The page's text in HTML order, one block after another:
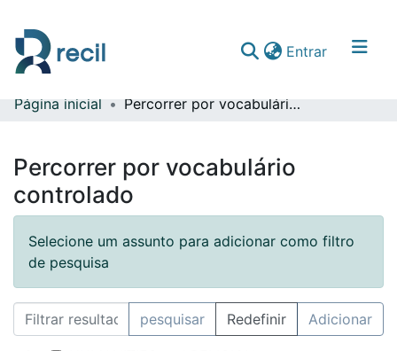
Entrar(current)
Comunidades & Coleções
Página inicial Percorrer por vocabulário controlado
Percorrer por vocabulário
controlado
Selecione um assunto para adicionar como filtro
de pesquisa
pesquisar Redefinir Adicionar